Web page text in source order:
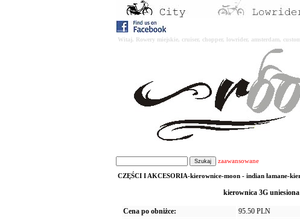
Witaj. Rowery miejskie, cruiser, chopper, lowrider, amsterdam,
zaawansowane
CZĘŚCI I AKCESORIA-kierownice-moon - indian łamane-
kierownica 3G
Cena po obniżce:
95.50 PLN